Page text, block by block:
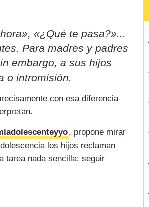
«¿Qué te pasa?»...
Para madres y padres
embargo, a sus hijos
o intromisión.
con esa diferencia
, propone mirar
los hijos reclaman
tarea nada sencilla: seguir